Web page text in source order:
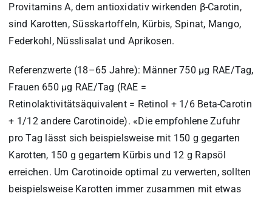
Provitamins A, dem antioxidativ wirkenden β-Carotin,
sind Karotten, Süsskartoffeln, Kürbis, Spinat, Mango,
Federkohl, Nüsslisalat und Aprikosen.
Referenzwerte (18–65 Jahre): Männer 750 µg RAE/Tag,
Frauen 650 µg RAE/Tag (RAE =
Retinolaktivitätsäquivalent = Retinol + 1/6 Beta-Carotin
+ 1/12 andere Carotinoide). «Die empfohlene Zufuhr
pro Tag lässt sich beispielsweise mit 150 g gegarten
Karotten, 150 g gegartem Kürbis und 12 g Rapsöl
erreichen. Um Carotinoide optimal zu verwerten, sollten
beispielsweise Karotten immer zusammen mit etwas